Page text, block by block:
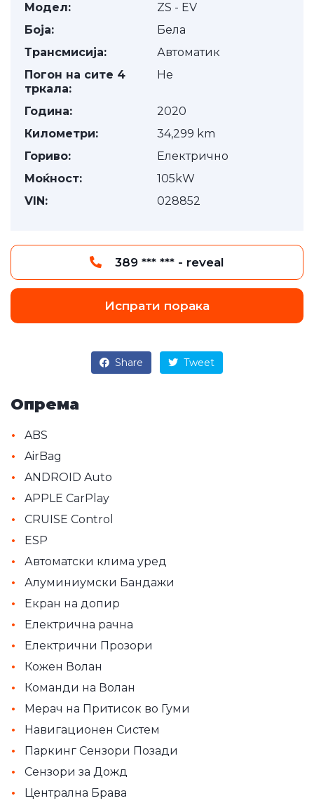
Модел:
ZS - EV
Боја:
Бела
Трансмисија:
Автоматик
Погон на сите 4
тркала:
Не
Година:
2020
Километри:
34,299 km
Гориво:
Електрично
Моќност:
105kW
VIN:
028852
389 *** *** - reveal
Испрати порака
Share Tweet
Опрема
• ABS
• AirBag
• ANDROID Auto
• APPLE CarPlay
• CRUISE Control
• ESP
• Автоматски клима уред
• Алуминиумски Бандажи
• Екран на допир
• Електрична рачна
• Електрични Прозори
• Кожен Волан
• Команди на Волан
• Мерач на Притисок во Гуми
• Навигационен Систем
• Паркинг Сензори Позади
• Сензори за Дожд
• Централна Брава